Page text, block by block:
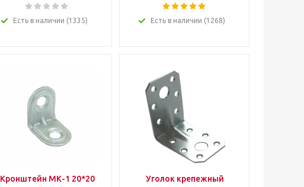
Есть в наличии (1335) Есть в наличии (1268)
Кронштейн МК-1 20*20
Уголок крепежный